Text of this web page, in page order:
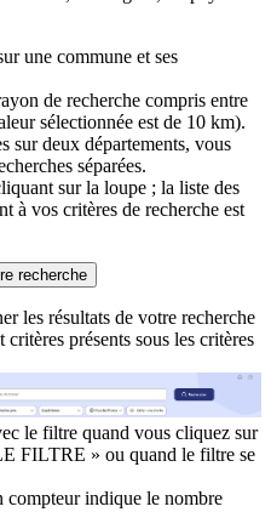
une commune et ses
de recherche compris entre
sélectionnée est de 10 km).
sur deux départements, vous
séparées.
sur la loupe ; la liste des
à vos critères de recherche est
recherche
les résultats de votre recherche
présents sous les critères
le filtre quand vous cliquez sur
FILTRE » ou quand le filtre se
compteur indique le nombre